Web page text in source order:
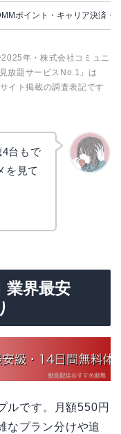
ポイント・キャリア決済・
年・株式会社コミュニ
放題サービスNo.1」は
イト掲載の調査表記です
台もで
を見て
業界最安
ルです。月額550円
なプラン分けや追